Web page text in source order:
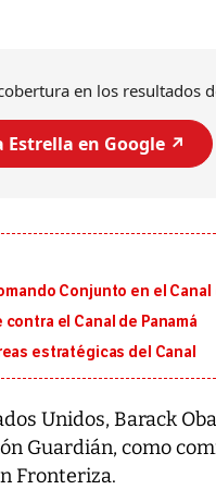
en los resultados
Estrella en Google ↗️
Conjunto en el Canal
el Canal de Panamá
estratégicas del Canal
Unidos, Barack
Guardián, como
Fronteriza.
Entre
da Silva,
candidatura